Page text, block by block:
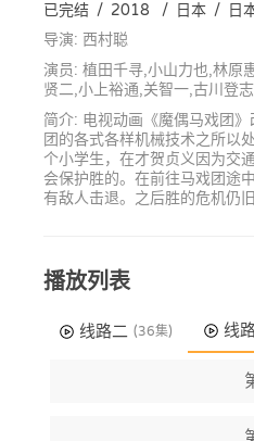
已完结 / 2018 / 日本 / 日
导演: 西村聪
演员: 植田千寻,小山力也,林原
贤二,小上裕通,关智一,古川登
简介: 电视动画《魔偶马戏团
团的各式各样机械技术之所以
个小学生，在才贺贞义因为交
会保护胜的。在前往马戏团途
有敌人击退。之后胜的危机仍
播放列表
线路二 (36集) 线